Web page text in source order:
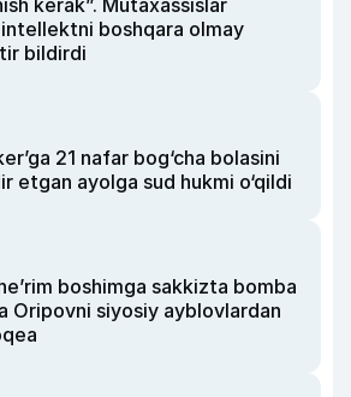
intellektni boshqara olmay
bildirdi
21 nafar bog‘cha bolasini
etgan ayolga sud hukmi o‘qildi
boshimga sakkizta bomba
Oripovni siyosiy ayblovlardan